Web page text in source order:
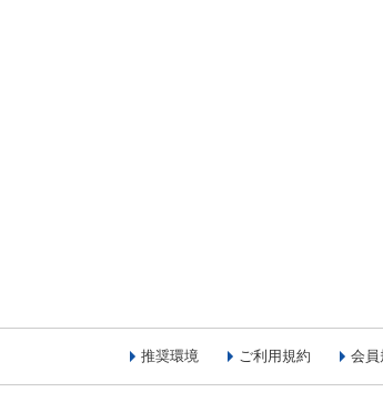
推奨環境 ご利用規約 会員